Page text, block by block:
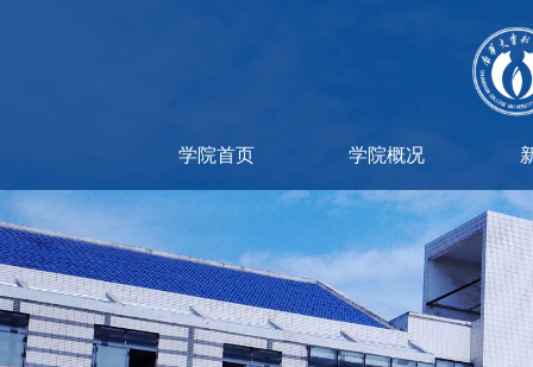
学院首页 学院概况